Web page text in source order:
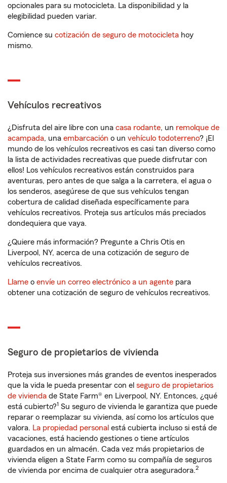
opcionales para su motocicleta. La disponibilidad y la
elegibilidad pueden variar.
Comience su cotización de seguro de motocicleta hoy
mismo.
Vehículos recreativos
¿Disfruta del aire libre con una casa rodante, un remolque de
acampada, una embarcación o un vehículo todoterreno? ¡El
mundo de los vehículos recreativos es casi tan diverso como
la lista de actividades recreativas que puede disfrutar con
ellos! Los vehículos recreativos están construidos para
aventuras, pero antes de que salga a la carretera, el agua o
los senderos, asegúrese de que sus vehículos tengan
cobertura de calidad diseñada específicamente para
vehículos recreativos. Proteja sus artículos más preciados
dondequiera que vaya.
¿Quiere más información? Pregunte a Chris Otis en
Liverpool, NY, acerca de una cotización de seguro de
vehículos recreativos.
Llame o envíe un correo electrónico a un agente para
obtener una cotización de seguro de vehículos recreativos.
Seguro de propietarios de vivienda
Proteja sus inversiones más grandes de eventos inesperados
que la vida le pueda presentar con el seguro de propietarios
de vivienda de State Farm® en Liverpool, NY. Entonces, ¿qué
está cubierto?1 Su seguro de vivienda le garantiza que puede
reparar o reemplazar su vivienda, así como los artículos que
valora. La propiedad personal está cubierta incluso si está de
vacaciones, está haciendo gestiones o tiene artículos
guardados en un almacén. Cada vez más propietarios de
vivienda eligen a State Farm como su compañía de seguros
de vivienda por encima de cualquier otra aseguradora.2